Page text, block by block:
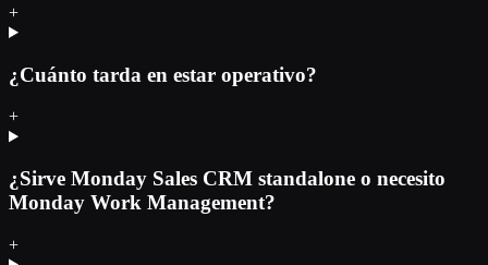
+
¿Cuánto tarda en estar operativo?
+
¿Sirve Monday Sales CRM standalone o necesito
Monday Work Management?
+